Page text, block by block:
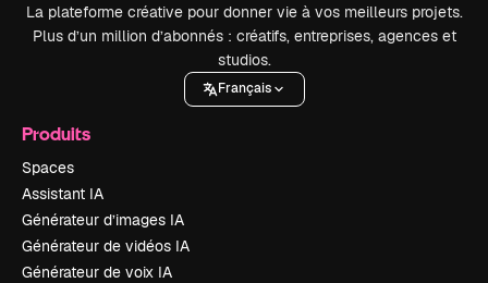
La plateforme créative pour donner vie à vos meilleurs projets.
Plus d’un million d’abonnés : créatifs, entreprises, agences et
studios.
Français
Produits
Spaces
Assistant IA
Générateur d’images IA
Générateur de vidéos IA
Générateur de voix IA